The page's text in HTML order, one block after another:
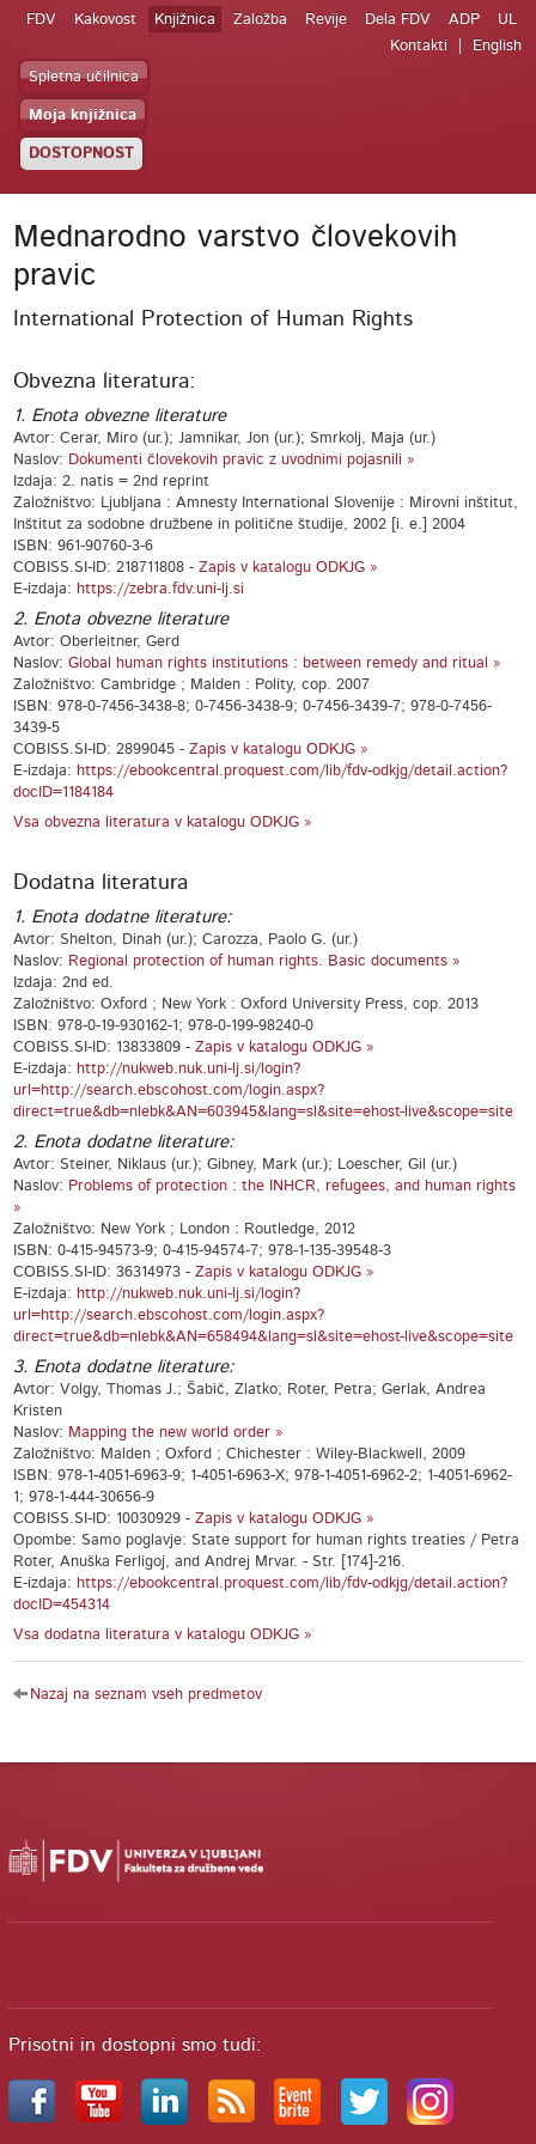
FDV Kakovost Knjižnica Založba Revije Dela FDV ADP
UL
Kontakti
English
Spletna učilnica
Moja knjižnica
DOSTOPNOST
Mednarodno varstvo človekovih
pravic
International Protection of Human Rights
Obvezna literatura:
1. Enota obvezne literature
Avtor: Cerar, Miro (ur.); Jamnikar, Jon (ur.); Smrkolj, Maja (ur.)
Naslov: Dokumenti človekovih pravic z uvodnimi pojasnili »
Izdaja: 2. natis = 2nd reprint
Založništvo: Ljubljana : Amnesty International Slovenije : Mirovni inštitut,
Inštitut za sodobne družbene in politične študije, 2002 [i. e.] 2004
ISBN: 961-90760-3-6
COBISS.SI-ID: 218711808 -Zapis v katalogu ODKJG »
E-izdaja: https://zebra.fdv.uni-lj.si
2. Enota obvezne literature
Avtor: Oberleitner, Gerd
Naslov:Global human rights institutions : between remedy and ritual »
Založništvo: Cambridge ; Malden : Polity, cop. 2007
ISBN: 978-0-7456-3438-8; 0-7456-3438-9; 0-7456-3439-7; 978-0-7456-
3439-5
COBISS.SI-ID: 2899045 -Zapis v katalogu ODKJG »
E-izdaja: https://ebookcentral.proquest.com/lib/fdv-odkjg/detail.action?
docID=1184184
Vsa obvezna literatura v katalogu ODKJG »
Dodatna literatura
1. Enota dodatne literature:
Avtor: Shelton, Dinah (ur.); Carozza, Paolo G. (ur.)
Naslov: Regional protection of human rights. Basic documents »
Izdaja: 2nd ed.
Založništvo: Oxford ; New York : Oxford University Press, cop. 2013
ISBN: 978-0-19-930162-1; 978-0-199-98240-0
COBISS.SI-ID: 13833809 -Zapis v katalogu ODKJG »
E-izdaja: http://nukweb.nuk.uni-lj.si/login?
url=http://search.ebscohost.com/login.aspx?
direct=true&db=nlebk&AN=603945&lang=sl&site=ehost-live&scope=site
2. Enota dodatne literature:
Avtor: Steiner, Niklaus (ur.); Gibney, Mark (ur.); Loescher, Gil (ur.)
Naslov: Problems of protection : the INHCR, refugees, and human rights
»
Založništvo: New York ; London : Routledge, 2012
ISBN: 0-415-94573-9; 0-415-94574-7; 978-1-135-39548-3
COBISS.SI-ID: 36314973 -Zapis v katalogu ODKJG »
E-izdaja: http://nukweb.nuk.uni-lj.si/login?
url=http://search.ebscohost.com/login.aspx?
direct=true&db=nlebk&AN=658494&lang=sl&site=ehost-live&scope=site
3. Enota dodatne literature:
Avtor: Volgy, Thomas J.; Šabič, Zlatko; Roter, Petra; Gerlak, Andrea
Kristen
Naslov: Mapping the new world order »
Založništvo: Malden ; Oxford ; Chichester : Wiley-Blackwell, 2009
ISBN: 978-1-4051-6963-9; 1-4051-6963-X; 978-1-4051-6962-2; 1-4051-6962-
1; 978-1-444-30656-9
COBISS.SI-ID: 10030929 -Zapis v katalogu ODKJG »
Opombe: Samo poglavje: State support for human rights treaties / Petra
Roter, Anuška Ferligoj, and Andrej Mrvar. - Str. [174]-216.
E-izdaja: https://ebookcentral.proquest.com/lib/fdv-odkjg/detail.action?
docID=454314
Vsa dodatna literatura v katalogu ODKJG »
Nazaj na seznam vseh predmetov
Prisotni in dostopni smo tudi: